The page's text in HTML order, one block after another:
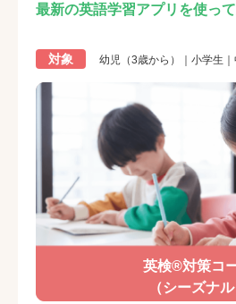
最新の英語学習アプリを使っ
対象 幼児（3歳から）｜小学生｜
英検®対策コ
（シーズナル